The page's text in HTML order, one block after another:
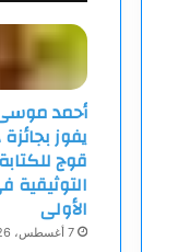
أحمد
يفوز
قوج للكتابة
التوثيقية
الأولى
7 أغسطس، 2026